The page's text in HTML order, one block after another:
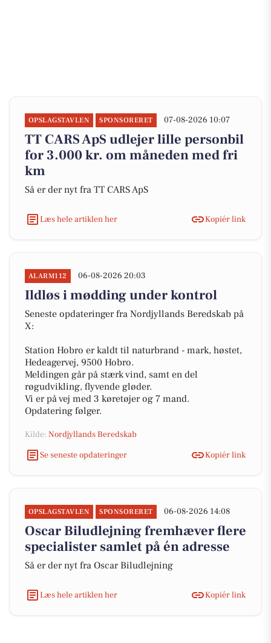
OPSLAGSTAVLEN SPONSORERET 07-08-2026 10:07
TT CARS ApS udlejer lille personbil
for 3.000 kr. om måneden med fri
km
Så er der nyt fra TT CARS ApS
Læs hele artiklen her Kopiér link
ALARM112 06-08-2026 20:03
Ildløs i mødding under kontrol
Seneste opdateringer fra Nordjyllands Beredskab på
X:
Station Hobro er kaldt til naturbrand - mark, høstet,
Hedeagervej, 9500 Hobro.
Meldingen går på stærk vind, samt en del
røgudvikling, flyvende gløder.
Vi er på vej med 3 køretøjer og 7 mand.
Opdatering følger.
Kilde: Nordjyllands Beredskab
Se seneste opdateringer
Kopiér link
OPSLAGSTAVLEN SPONSORERET 06-08-2026 14:08
Oscar Biludlejning fremhæver flere
specialister samlet på én adresse
Så er der nyt fra Oscar Biludlejning
Læs hele artiklen her Kopiér link